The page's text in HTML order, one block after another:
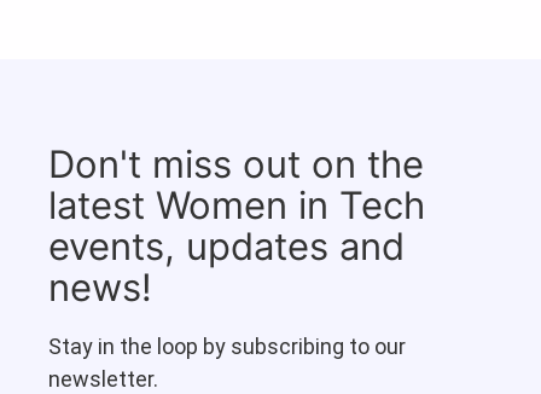
Don't miss out on the
latest Women in Tech
events, updates and
news!
Stay in the loop by subscribing to our
newsletter.